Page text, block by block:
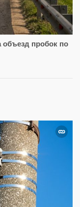
пробок по